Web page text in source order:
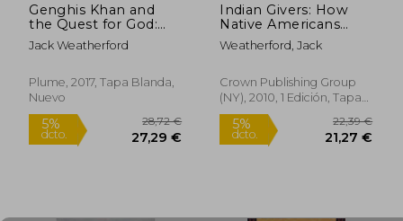
dcto. 18,91 € dcto.
Genghis Khan and
the Quest for God:
How the World's
Greatest Conqueror
Freedom (en Inglés)
Jack Weatherford
Plume, 2017, Tapa Blanda,
Nuevo
Indian Givers: How
Native Americans
Transformed the
World (en Inglés)
Weatherford, Jack
Crown Publishing Group
(NY), 2010, 1 Edición, Tapa
Blanda, Nuevo